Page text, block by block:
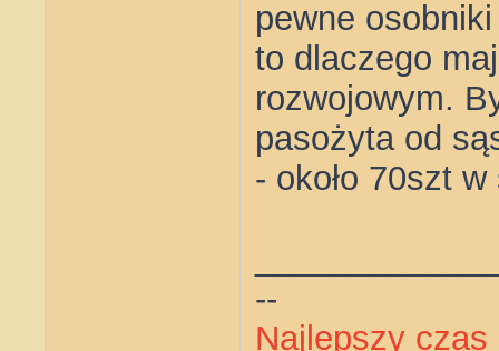
pewne
to dlaczego
rozwojowym.
pasożyta od
- około 70szt
--
Najlepszy czas